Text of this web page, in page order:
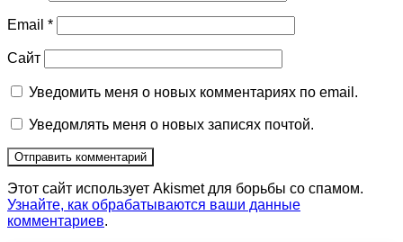
Email *
Сайт
Уведомить меня о новых комментариях по email.
Уведомлять меня о новых записях почтой.
Этот сайт использует Akismet для борьбы со спамом.
Узнайте, как обрабатываются ваши данные
комментариев.